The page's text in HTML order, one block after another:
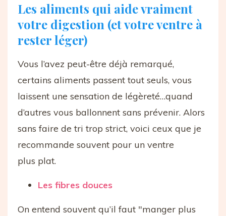
Les aliments qui aide vraiment
votre digestion (et votre ventre à
rester léger)
Vous l’avez peut-être déjà remarqué,
certains aliments passent tout seuls, vous
laissent une sensation de légèreté…quand
d’autres vous ballonnent sans prévenir. Alors
sans faire de tri trop strict, voici ceux que je
recommande souvent pour un ventre
plus plat.
Les fibres douces
On entend souvent qu’il faut "manger plus